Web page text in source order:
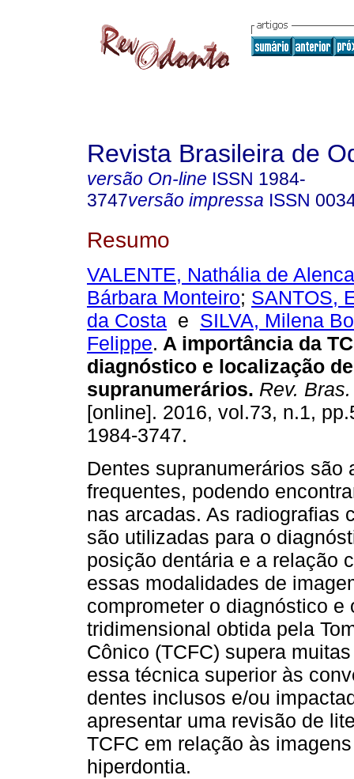
Revista Brasileira de
versão On-line ISSN 1984-
3747versão impressa ISSN
Resumo
VALENTE, Nathália de
Bárbara Monteiro; SANTOS,
da Costa e SILVA, Milena
Felippe. A importância da
diagnóstico e localização
supranumerários. Rev.
[online]. 2016, vol.73, n.1,
1984-3747.
Dentes supranumerários são
frequentes, podendo
nas arcadas. As radiografias
são utilizadas para o
posição dentária e a relação
essas modalidades de
comprometer o diagnóstico
tridimensional obtida pela
Cônico (TCFC) supera
essa técnica superior às
dentes inclusos e/ou
apresentar uma revisão de
TCFC em relação às
hiperdontia.